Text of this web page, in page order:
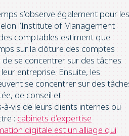
s’observe également pour les
l’Institute of Management
comptables estiment que
sur la clôture des comptes
se concentrer sur des tâches
entreprise. Ensuite, les
se concentrer sur des
de conseil et
vis de leurs clients internes ou
: cabinets d’expertise
digitale est un alliage qui